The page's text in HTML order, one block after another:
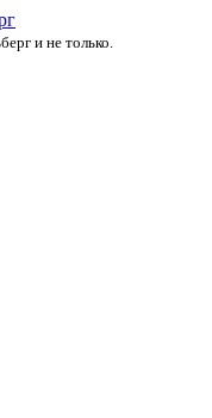
и не только.